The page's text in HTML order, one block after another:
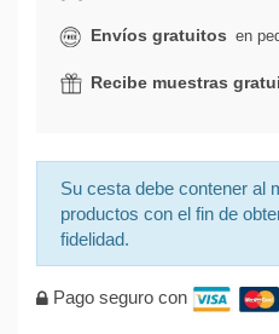
Envíos gratuitos en
Recibe muestras
Su cesta debe contener al
productos con el fin de
fidelidad.
Pago seguro con